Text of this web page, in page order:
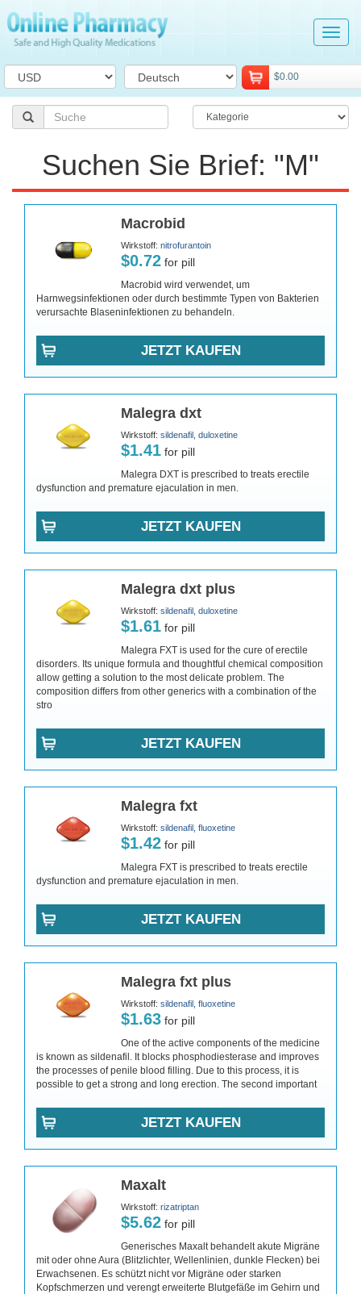
$0.00
Suchen Sie Brief: "M"
Macrobid
Wirkstoff: nitrofurantoin
$0.72 for pill
Macrobid wird verwendet, um
Harnwegsinfektionen oder durch bestimmte Typen von Bakterien
verursachte Blaseninfektionen zu behandeln.
JETZT KAUFEN
Malegra dxt
Wirkstoff: sildenafil, duloxetine
$1.41 for pill
Malegra DXT is prescribed to treats erectile
dysfunction and premature ejaculation in men.
JETZT KAUFEN
Malegra dxt plus
Wirkstoff: sildenafil, duloxetine
$1.61 for pill
Malegra FXT is used for the cure of erectile
disorders. Its unique formula and thoughtful chemical composition
allow getting a solution to the most delicate problem. The
composition differs from other generics with a combination of the
stro
JETZT KAUFEN
Malegra fxt
Wirkstoff: sildenafil, fluoxetine
$1.42 for pill
Malegra FXT is prescribed to treats erectile
dysfunction and premature ejaculation in men.
JETZT KAUFEN
Malegra fxt plus
Wirkstoff: sildenafil, fluoxetine
$1.63 for pill
One of the active components of the medicine
is known as sildenafil. It blocks phosphodiesterase and improves
the processes of penile blood filling. Due to this process, it is
possible to get a strong and long erection. The second important
JETZT KAUFEN
Maxalt
Wirkstoff: rizatriptan
$5.62 for pill
Generisches Maxalt behandelt akute Migräne
mit oder ohne Aura (Blitzlichter, Wellenlinien, dunkle Flecken) bei
Erwachsenen. Es schützt nicht vor Migräne oder starken
Kopfschmerzen und verengt erweiterte Blutgefäße im Gehirn und